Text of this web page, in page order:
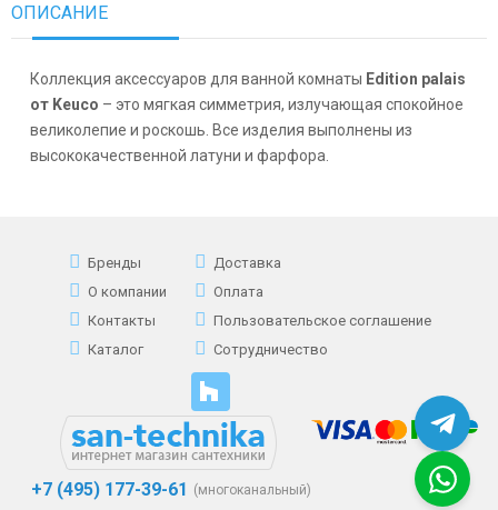
ОПИСАНИЕ
Коллекция аксессуаров для ванной комнаты Edition palais
от Keuco – это мягкая симметрия, излучающая спокойное
великолепие и роскошь. Все изделия выполнены из
высококачественной латуни и фарфора.
Бренды
О компании
Контакты
Каталог
Доставка
Оплата
Пользовательское соглашение
Сотрудничество
+7 (495) 177-39-61 (многоканальный)